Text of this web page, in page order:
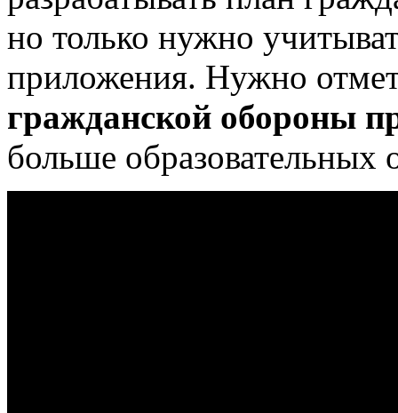
но только нужно
приложения. Нужно
гражданской обороны
больше образовательных